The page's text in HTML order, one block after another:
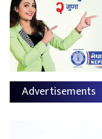
Advertisements